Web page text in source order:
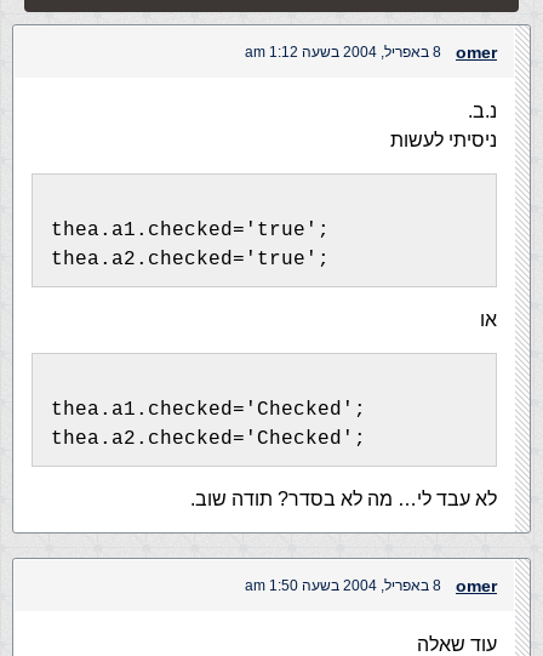
omer 8 באפריל, 2004 בשעה 1:12 am
נ.ב.
ניסיתי לעשות
thea.a1.checked='true';
thea.a2.checked='true';
או
thea.a1.checked='Checked';
thea.a2.checked='Checked';
לא עבד לי… מה לא בסדר? תודה שוב.
omer 8 באפריל, 2004 בשעה 1:50 am
עוד שאלה